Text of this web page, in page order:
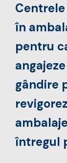
în
pentru
gândire
întregul